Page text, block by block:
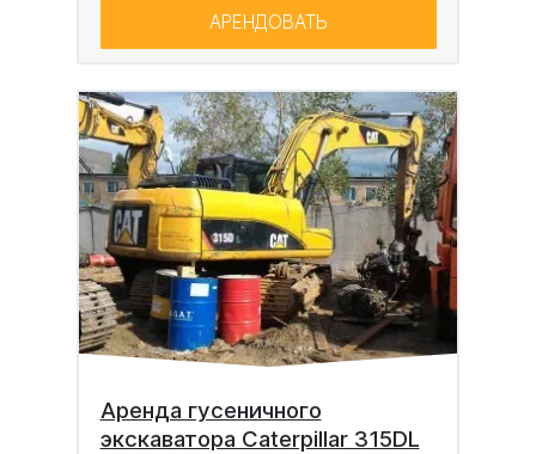
АРЕНДОВАТЬ
Аренда гусеничного
экскаватора Caterpillar 315DL